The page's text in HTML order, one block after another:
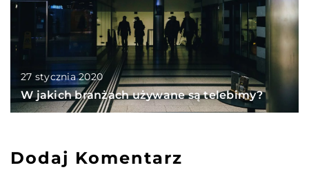
27 stycznia 2020
W jakich branżach używane są telebimy?
Dodaj Komentarz